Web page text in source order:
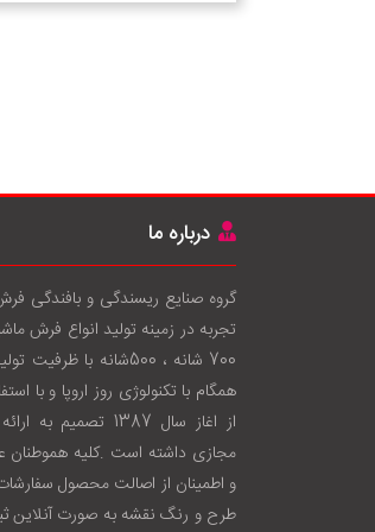
درباره ما
گروه صنایع ریسندگی و بافندگی
همگام با تکنولوژی روز اروپا و با
از اغاز سال 1387
مجازی داشته است .کليه هموطنان
و اطمينان از اصالت محصول
طرح و رنگ نقشه به صورت آنلاين